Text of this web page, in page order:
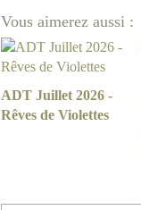
Vous aimerez aussi :
ADT Juillet 2026 -
Rêves de Violettes